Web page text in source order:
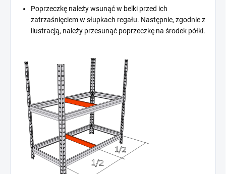
Poprzeczkę należy wsunąć w belki przed ich
zatrzaśnięciem w słupkach regału. Następnie, zgodnie z
ilustracją, należy przesunąć poprzeczkę na środek półki.